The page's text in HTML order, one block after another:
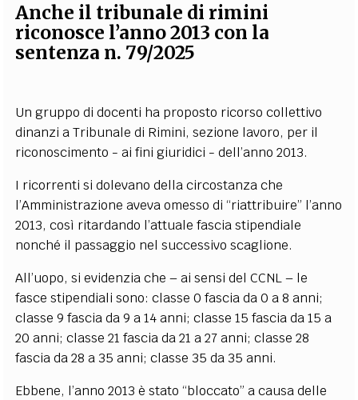
Anche il tribunale di rimini
riconosce l’anno 2013 con la
sentenza n. 79/2025
Un gruppo di docenti ha proposto ricorso collettivo
dinanzi a Tribunale di Rimini, sezione lavoro, per il
riconoscimento - ai fini giuridici - dell’anno 2013.
I ricorrenti si dolevano della circostanza che
l’Amministrazione aveva omesso di “riattribuire” l’anno
2013, così ritardando l’attuale fascia stipendiale
nonché il passaggio nel successivo scaglione.
All’uopo, si evidenzia che – ai sensi del CCNL – le
fasce stipendiali sono:classe 0 fascia da 0 a 8 anni;
classe 9 fascia da 9 a 14 anni; classe 15 fascia da 15 a
20 anni; classe 21 fascia da 21 a 27 anni; classe 28
fascia da 28 a 35 anni; classe 35 da 35 anni.
Ebbene, l’anno 2013 è stato “bloccato” a causa delle